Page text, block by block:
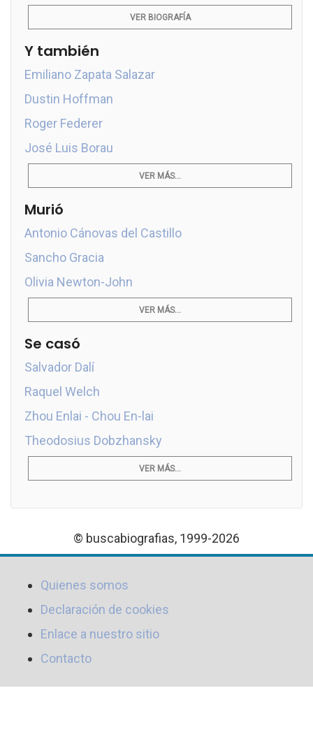
VER BIOGRAFÍA
Y también
Emiliano Zapata Salazar
Dustin Hoffman
Roger Federer
José Luis Borau
VER MÁS...
Murió
Antonio Cánovas del Castillo
Sancho Gracia
Olivia Newton-John
VER MÁS...
Se casó
Salvador Dalí
Raquel Welch
Zhou Enlai - Chou En-lai
Theodosius Dobzhansky
VER MÁS...
© buscabiografias, 1999-2026
Quienes somos
Declaración de cookies
Enlace a nuestro sitio
Contacto